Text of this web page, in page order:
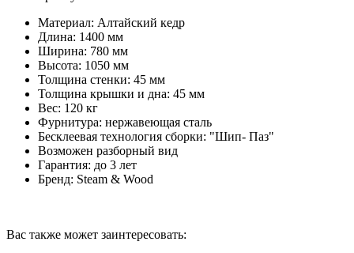
Материал: Алтайский кедр
Длина: 1400 мм
Ширина: 780 мм
Высота: 1050 мм
Толщина стенки: 45 мм
Толщина крышки и дна: 45 мм
Вес: 120 кг
Фурнитура: нержавеющая сталь
Бесклеевая технология сборки: "Шип- Паз"
Возможен разборный вид
Гарантия: до 3 лет
Бренд: Steam & Wood
Вас также может заинтересовать: